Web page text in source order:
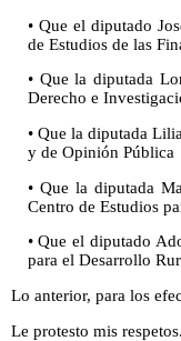
• Que el diputado
de Estudios de las
• Que la diputada
Derecho e
• Que la diputada
y de Opinión Pública
• Que la diputada
Centro de Estudios
• Que el diputado
para el Desarrollo
Lo anterior, para los
Le protesto mis respetos.